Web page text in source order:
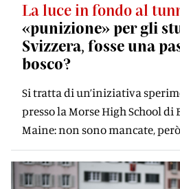
La luce in fondo al
«punizione» per gli
Svizzera, fosse una
bosco?
Si tratta di un’iniziativa
presso la Morse High School di
Maine: non sono mancate,